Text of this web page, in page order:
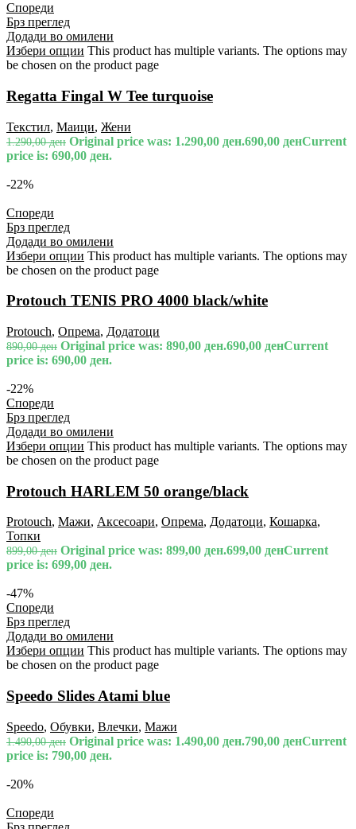
Спореди
Брз преглед
Додади во омилени
Избери опции This product has multiple variants. The options may
be chosen on the product page
Regatta Fingal W Tee turquoise
Текстил, Маици, Жени
1.290,00ден Original price was: 1.290,00 ден.690,00 денCurrent
price is: 690,00 ден.
-22%
Спореди
Брз преглед
Додади во омилени
Избери опции This product has multiple variants. The options may
be chosen on the product page
Protouch TENIS PRO 4000 black/white
Protouch, Опрема, Додатоци
890,00ден Original price was: 890,00 ден.690,00 денCurrent
price is: 690,00 ден.
-22%
Спореди
Брз преглед
Додади во омилени
Избери опции This product has multiple variants. The options may
be chosen on the product page
Protouch HARLEM 50 orange/black
Protouch, Мажи, Аксесоари, Опрема, Додатоци, Кошарка,
Топки
899,00ден Original price was: 899,00 ден.699,00 денCurrent
price is: 699,00 ден.
-47%
Спореди
Брз преглед
Додади во омилени
Избери опции This product has multiple variants. The options may
be chosen on the product page
Speedo Slides Atami blue
Speedo, Обувки, Влечки, Мажи
1.490,00ден Original price was: 1.490,00 ден.790,00 денCurrent
price is: 790,00 ден.
-20%
Спореди